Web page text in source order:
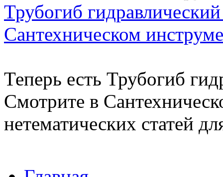
Трубогиб
Сантехническом
Теперь есть Трубогиб
Смотрите в
нетематических статей